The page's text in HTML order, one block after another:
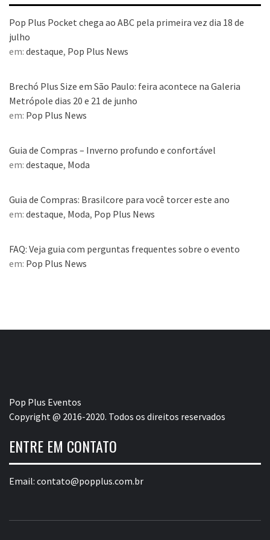
Pop Plus Pocket chega ao ABC pela primeira vez dia 18 de
julho
em: destaque, Pop Plus News
Brechó Plus Size em São Paulo: feira acontece na Galeria
Metrópole dias 20 e 21 de junho
em: Pop Plus News
Guia de Compras – Inverno profundo e confortável
em: destaque, Moda
Guia de Compras: Brasilcore para você torcer este ano
em: destaque, Moda, Pop Plus News
FAQ: Veja guia com perguntas frequentes sobre o evento
em: Pop Plus News
Pop Plus Eventos
Copyright @ 2016-2020. Todos os direitos reservados
ENTRE EM CONTATO
Email: contato@popplus.com.br